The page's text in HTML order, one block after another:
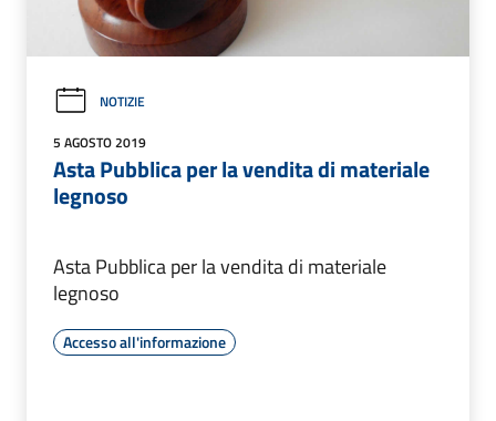
NOTIZIE
5 AGOSTO 2019
Asta Pubblica per la vendita di materiale
legnoso
Asta Pubblica per la vendita di materiale
legnoso
Accesso all'informazione